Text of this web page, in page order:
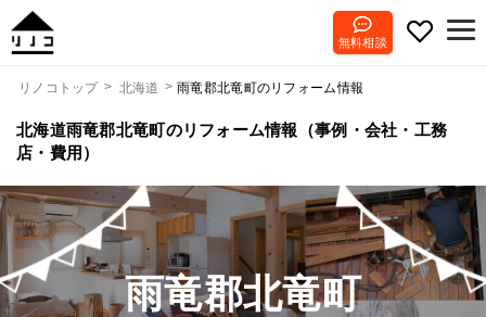
無料相談
リノコトップ 北海道 雨竜郡北竜町のリフォーム情報
北海道雨竜郡北竜町のリフォーム情報（事例・会社・工務
店・費用）
雨竜郡北竜町